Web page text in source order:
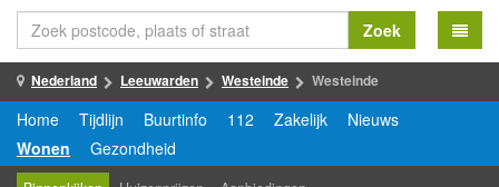
Zoek
Nederland Leeuwarden Westeinde Westeinde
Home Tijdlijn Buurtinfo 112 Zakelijk
Nieuws
Wonen
Gezondheid